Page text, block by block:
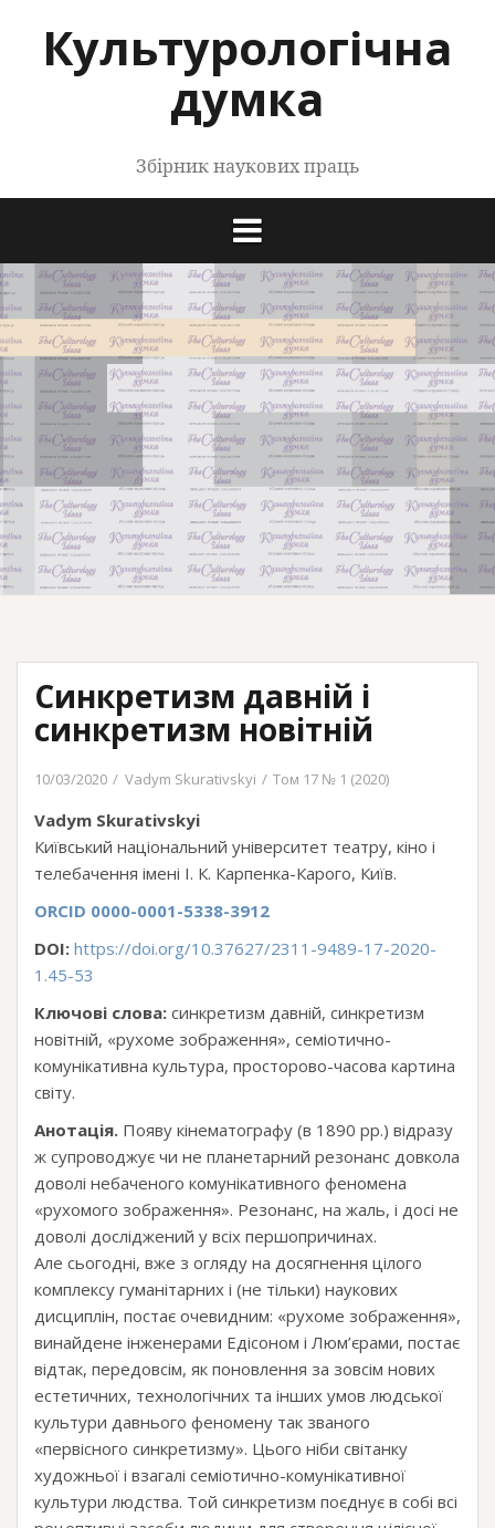
контентуКультурологічна
думка
Збірник наукових праць
Синкретизм давній і
синкретизм новітній
10/03/2020 Vadym Skurativskyi Том 17 № 1 (2020)
Vadym Skurativskyi
Київський національний університет театру, кіно і
телебачення імені І. К. Карпенка-Карого, Київ.
ORCID 0000-0001-5338-3912
DOI: https://doi.org/10.37627/2311-9489-17-2020-
1.45-53
Ключові слова: синкретизм давній, синкретизм
новітній, «рухоме зображення», семіотично-
комунікативна культура, просторово-часова картина
світу.
Анотація. Появу кінематографу (в 1890 рр.) відразу
ж супроводжує чи не планетарний резонанс довкола
доволі небаченого комунікативного феномена
«рухомого зображення». Резонанс, на жаль, і досі не
доволі досліджений у всіх першопричинах.
Але сьогодні, вже з огляду на досягнення цілого
комплексу гуманітарних і (не тільки) наукових
дисциплін, постає очевидним: «рухоме зображення»,
винайдене інженерами Едісоном і Люм’єрами, постає
відтак, передовсім, як поновлення за зовсім нових
естетичних, технологічних та інших умов людської
культури давнього феномену так званого
«первісного синкретизму». Цього ніби світанку
художньої і взагалі семіотично-комунікативної
культури людства. Той синкретизм поєднує в собі всі